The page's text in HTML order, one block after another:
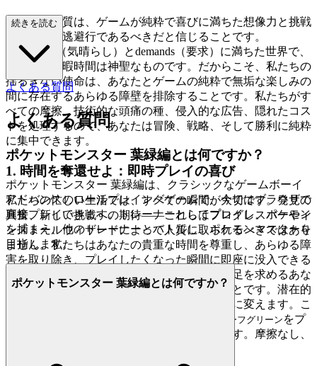
私たちの本質は、ゲームが純粋で喜びに満ちた想像力と挑戦
の世界への逃避行であるべきだと信じることです。
distractions（気晴らし）とdemands（要求）に満ちた世界で、
あなたの余暇時間は神聖なものです。だからこそ、私たちの
揺るぎない使命は、あなたとゲームの純粋で無垢な楽しみの
間に存在するあらゆる障壁を排除することです。私たちがす
べての摩擦、技術的な頭痛の種、侵入的な広告、隠れたコス
トを処理するので、あなたは冒険、戦略、そして勝利に純粋
に集中できます。
1. 時間を奪還せよ：即時プレイの喜び
私たちの忙しい生活では、すべての瞬間が大切です。発見の
興奮、新しい挑戦への期待――これらはプログレスバーやイ
ンストールウィザードによって人質に取られるべきではあり
ません。私たちはあなたの貴重な時間を尊重し、あらゆる障
害を取り除き、プレイしたくなった瞬間に即座に没入できる
ようにします。私たちの約束は、即時的な満足を求めるあな
たの欲求を尊重したゲーム体験を提供することです。潜在的
なフラストレーションを純粋で無垢な楽しみに変えます。こ
ポケットモンスター リーフグリーン をプ
レイしたくなったら、数秒でゲームに入れます。摩擦なし、
続きを読む
よくある質問
よくある質問
ポケットモンスター 葉緑編とは何ですか？
ポケットモンスター 葉緑編は、クラシックなゲームボーイ
アドバンスのロールプレイングゲームで、今ではブラウザで
直接プレイできます。トレーナーとしてプレイし、ポケモン
を捕まえ、他のトレーナーとバトルし、ポケモンマスターを
目指します。
ポケットモンスター 葉緑編とは何ですか？